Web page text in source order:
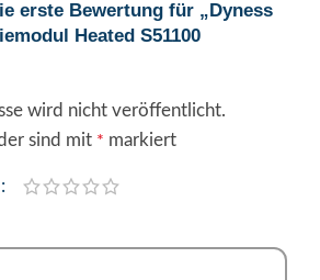
erste Bewertung für „Dyness
Heated S51100
wird nicht veröffentlicht.
sind mit * markiert